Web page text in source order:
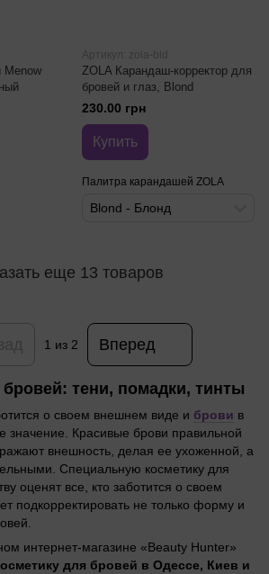
Menow
Артикул: zola-bld
ZOLA Карандаш-корректор для
бровей и глаз, Blond
230.00 грн
Купить
Палитра карандашей ZOLA
Blond - Блонд
еще 13 товаров
1 из 2 Вперед
тени, помадки, тинты
о своем внешнем виде и брови в
значение. Красивые брови правильной
внешность, делая ее ухоженной, а
Специальную косметику для
оценят все, кто заботится о своем
подкорректировать не только форму и
интернет-магазине «Beauty Hunter»
для бровей в Одессе, Киев и